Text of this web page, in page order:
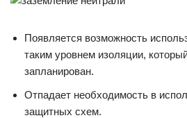
Появляется возможность
таким уровнем изоляции,
запланирован.
Отпадает необходимость в
защитных схем.